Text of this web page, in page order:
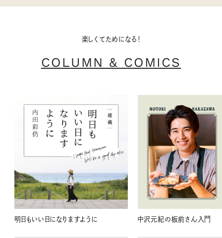
楽しくてためになる！
COLUMN & COMICS
明日もいい日になりますように 中沢元紀の板前さん入門